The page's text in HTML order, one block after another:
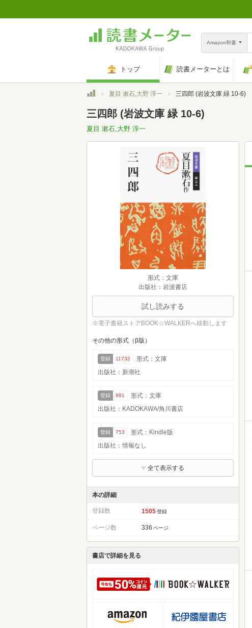
Amazon和書
トップ 読書メーターとは
トップ夏目 漱石,大野 淳一 三四郎 (岩波文庫 緑 10-6)
三四郎 (岩波文庫 緑 10-6)
夏目 漱石,大野 淳一
形式：文庫
出版社：岩波書店
試し読みする
※電子書籍ストアBOOK☆WALKERへ移動します
その他の形式（β版）
登録 11732
形式：文庫
出版社：新潮社
登録 991
形式：文庫
出版社：KADOKAWA/角川書店
登録 753
形式：Kindle版
出版社：情報なし
全て表示する
本の詳細
登録数 1505 登録
ページ数 336 ページ
書店で詳細を見る